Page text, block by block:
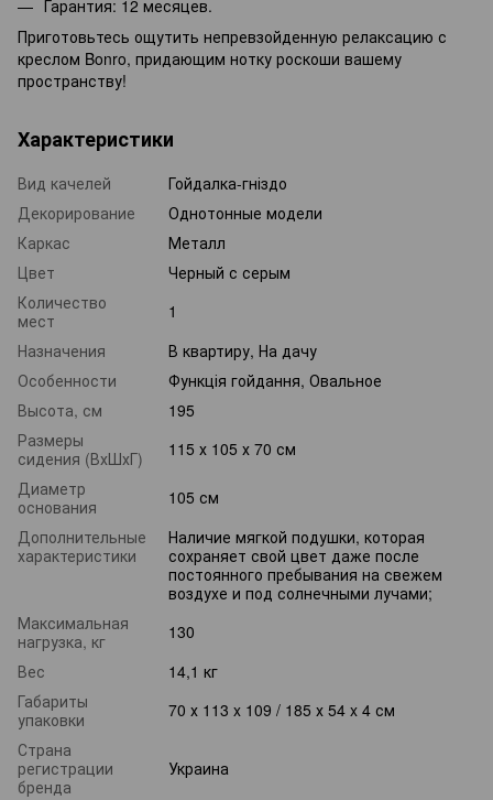
Гарантия: 12 месяцев.
Приготовьтесь ощутить непревзойденную релаксацию с
креслом Bonro, придающим нотку роскоши вашему
пространству!
Характеристики
Вид качелей
Гойдалка-гніздо
Декорирование
Однотонные модели
Каркас
Металл
Цвет
Черный с серым
Количество
мест
1
Назначения
В квартиру, На дачу
Особенности
Функція гойдання, Овальное
Высота, см
195
Размеры
сидения (ВхШхГ)
115 х 105 х 70 см
Диаметр
основания
105 см
Дополнительные
характеристики
Наличие мягкой подушки, которая
сохраняет свой цвет даже после
постоянного пребывания на свежем
воздухе и под солнечными лучами;
Максимальная
нагрузка, кг
130
Вес
14,1 кг
Габариты
упаковки
70 х 113 x 109 / 185 х 54 x 4 см
Страна
регистрации
бренда
Украина